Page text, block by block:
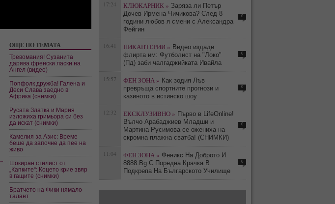
ОЩЕ ПО ТЕМАТА
Тревомания! Сузанита
дарява френски ласки на
Ангел (видео)
Попфолк дружба! Галена и
Деси Слава заедно в
Африка (снимки)
Русата Златка и Мария
изложиха гримьора си без
да искат (снимки)
Камелия за Азис: Време
беше да започне да пее на
живо
Шокиран стилист от
„Капките“: Коцето крие звяр
в гащите (снимки)
Братчето на Фики нямало
талант
17:24 КЛЮКАРНИК » Заряза ли Петър
Дочев Ирмена Чичикова? След 8
години любов я смени с Александра
Фейгин
0
16:41 ПИКАНТЕРИИ » Видео издаде
флирта им: Футболист на "Локо"
(Пд) заби чалгаджийката Ивайла
0
15:57 ФЕН ЗОНА » Как зодия Лъв
превръща спортните прогнози и
казиното в истинско шоу
0
12:32 ЕКСКЛУЗИВНО » Първо в LifeOnline!
Вълчо Арабаджиев Младши и
Мартина Русимова сe oжениха на
скромна плажна сватба! (СНИМКИ)
0
11:04 ФЕН ЗОНА » Феникс На Доброто И
8888.Bg С Поредна Крачка В
Подкрепа На Българското Училище
0